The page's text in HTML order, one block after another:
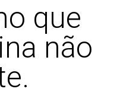
que
não